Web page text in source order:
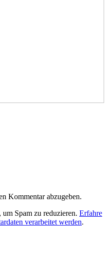
Kommentar abzugeben.
Spam zu reduzieren. Erfahre
verarbeitet werden.